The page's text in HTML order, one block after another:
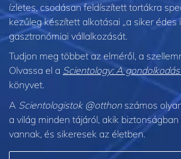
ízletes, csodásan feldíszített tortákra
kezűleg készített alkotásai „a siker édes
gasztronómiai vállalkozását.
Tudjon meg többet az elméről, a
Olvassa el a Scientology: A
könyvet.
A Scientologistok @otthonszámos
a világ minden tájáról, akik biztonságban
vannak, és sikeresek az életben.